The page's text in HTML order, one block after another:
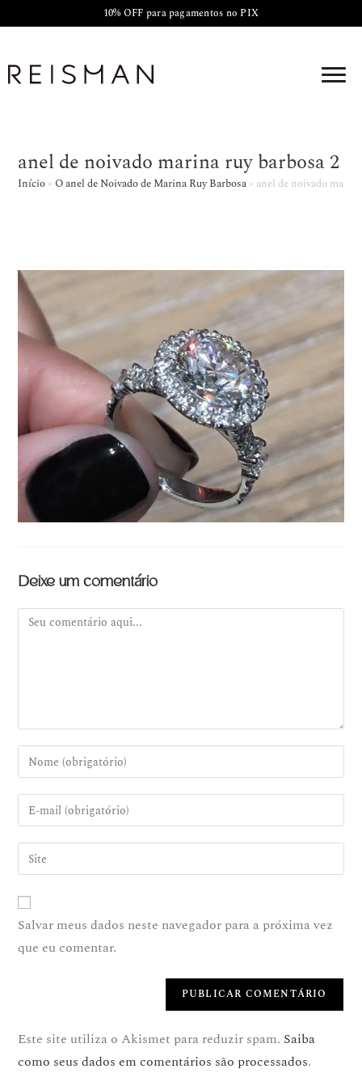
10% OFF para pagamentos no PIX
anel de noivado marina ruy barbosa 2
Início » O anel de Noivado de Marina Ruy Barbosa » anel de noivado
Deixe um comentário
Salvar meus dados neste navegador para a próxima vez
que eu comentar.
Este site utiliza o Akismet para reduzir spam. Saiba
como seus dados em comentários são processados.